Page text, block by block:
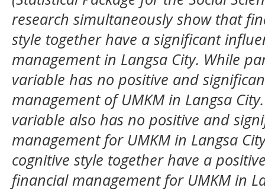
research simultaneously show that
style together have a significant
management in Langsa City. While
variable has no positive and
management of UMKM in Langsa
variable also has no positive and
management for UMKM in Langsa
cognitive style together have a
financial management for UMKM in